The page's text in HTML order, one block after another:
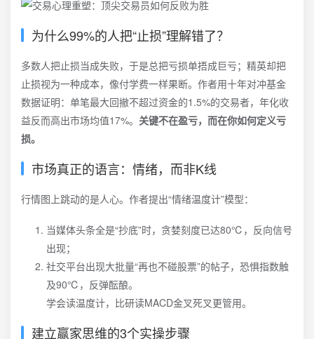
为什么99%的人把“止损”理解错了？
多数人把止损当成失败，于是总把亏损单捂成巨亏；精英却把
止损视为一种成本，像付学费一样果断。作者用十年对冲基金
数据证明：单笔最大回撤不超过资金的1.5%的交易者，年化收
益反而高出市场均值17%。 关键不在盈亏，而在你如何定义亏
损。
市场真正的语言：情绪，而非K线
行情图上跳动的是人心。作者提出“情绪温度计”模型：
当媒体头条全是“抄底”时，贪婪刻度已达80℃，反向信号
出现；
社交平台出现大批量“再也不碰股票”的帖子，恐惧指数触
及90℃，反弹酝酿。
学会读温度计，比研读MACD金叉死叉更管用。
建立赢家思维的3个实操步骤